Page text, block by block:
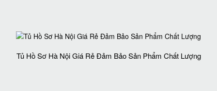
Tủ Hồ Sơ Hà Nội Giá Rẻ Đảm Bảo Sản Phẩm Chất Lượng‎